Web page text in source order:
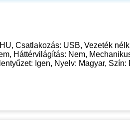
Csatlakozás: USB, Vezeték
Háttérvilágítás: Nem,
Igen, Nyelv: Magyar, Szín: